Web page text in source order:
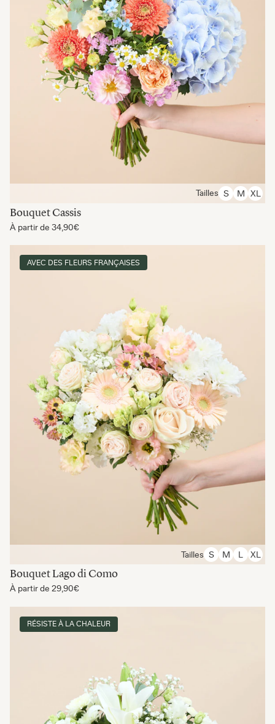
Tailles S M XL
Bouquet Cassis
À partir de 34,90€
AVEC DES FLEURS FRANÇAISES
Tailles S M XL
Bouquet Lago di Como
À partir de 29,90€
RÉSISTE À LA CHALEUR